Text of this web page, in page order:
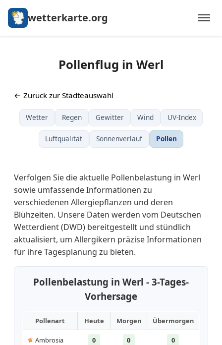
wetterkarte.org
Pollenflug in Werl
← Zurück zur Städteauswahl
Wetter Regen Gewitter Wind UV-Index
Luftqualität Sonnenverlauf Pollen
Verfolgen Sie die aktuelle Pollenbelastung in Werl
sowie umfassende Informationen zu
verschiedenen Allergiepflanzen und deren
Blühzeiten. Unsere Daten werden vom Deutschen
Wetterdient (DWD) bereitgestellt und stündlich
aktualisiert, um Allergikern präzise Informationen
für ihre Tagesplanung zu bieten.
Pollenbelastung in Werl - 3-Tages-
Vorhersage
Pollenart Heute Morgen Übermorgen
Ambrosia 0 0 0